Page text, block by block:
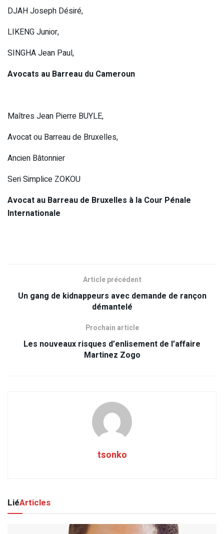
DJAH Joseph Désiré,
LIKENG Junior,
SINGHA Jean Paul,
Avocats au Barreau du Cameroun
Maîtres Jean Pierre BUYLE,
Avocat ou Barreau de Bruxelles,
Ancien Bâtonnier
Seri Simplice ZOKOU
Avocat au Barreau de Bruxelles à la Cour Pénale
Internationale
Article précédent
Un gang de kidnappeurs avec demande de rançon
démantelé
Prochain article
Les nouveaux risques d’enlisement de l’affaire
Martinez Zogo
tsonko
LiéArticles